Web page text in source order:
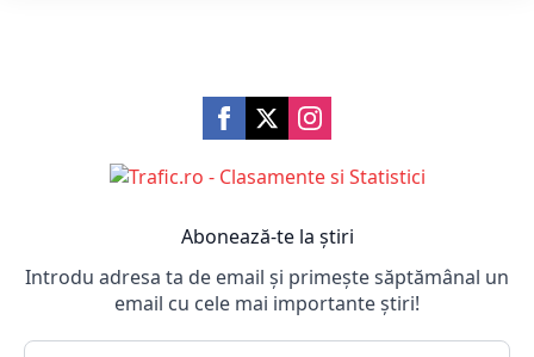
Abonează-te la știri
Introdu adresa ta de email și primește săptămânal un
email cu cele mai importante știri!